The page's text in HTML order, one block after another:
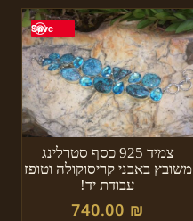
Save
צמיד 925 כסף סטרלינג
משובץ באבני קריסוקולה וטופז
עבודת יד!
740.00 ₪